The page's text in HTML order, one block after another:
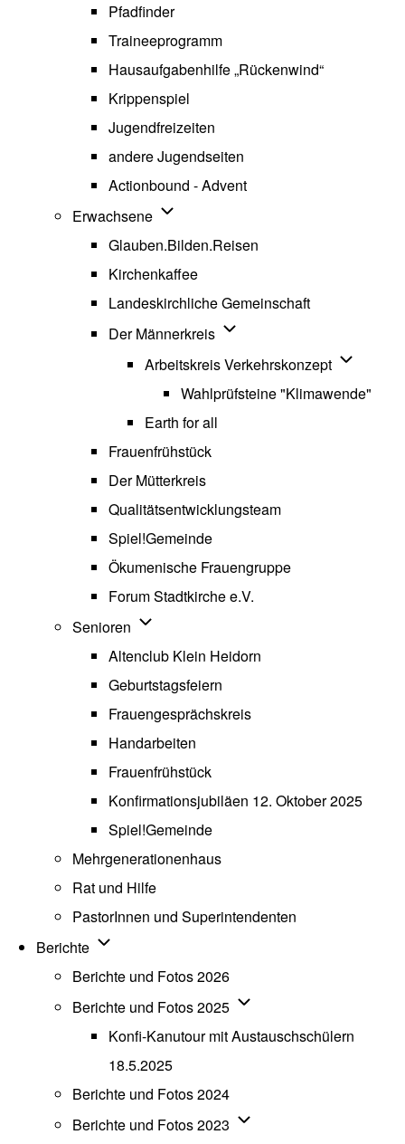
Pfadfinder(opens in new tab)
Traineeprogramm
Hausaufgabenhilfe „Rückenwind“
Krippenspiel
Jugendfreizeiten
andere Jugendseiten
Actionbound - Advent
Erwachsene Unternavigation von Erwachsene
Glauben.Bilden.Reisen
Kirchenkaffee
Landeskirchliche Gemeinschaft
Der Männerkreis Unternavigation von Der
Arbeitskreis Verkehrskonzept
Wahlprüfsteine "Klimawende"
Earth for all
Frauenfrühstück
Der Mütterkreis
Qualitätsentwicklungsteam
Spiel!Gemeinde
Ökumenische Frauengruppe
Forum Stadtkirche e.V.
Senioren Unternavigation von Senioren
Altenclub Klein Heidorn
Geburtstagsfeiern
Frauengesprächskreis
Handarbeiten
Frauenfrühstück
Konfirmationsjubiläen 12. Oktober 2025
Spiel!Gemeinde
Mehrgenerationenhaus
Rat und Hilfe
PastorInnen und Superintendenten
Berichte Unternavigation von Berichte
Berichte und Fotos 2026
Berichte und Fotos 2025 Unternavigation von
Konfi-Kanutour mit Austauschschülern
18.5.2025
Berichte und Fotos 2024
Berichte und Fotos 2023 Unternavigation von